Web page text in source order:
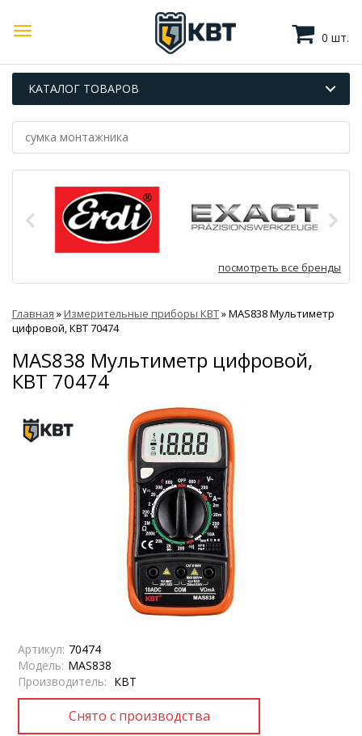
0 шт.
КАТАЛОГ ТОВАРОВ
посмотреть все бренды
Главная »Измерительные приборы КВТ»MAS838 Мультиметр
цифровой, КВТ 70474
MAS838 Мультиметр цифровой,
КВТ 70474
Артикул: 70474
Модель: MAS838
Производитель: КВТ